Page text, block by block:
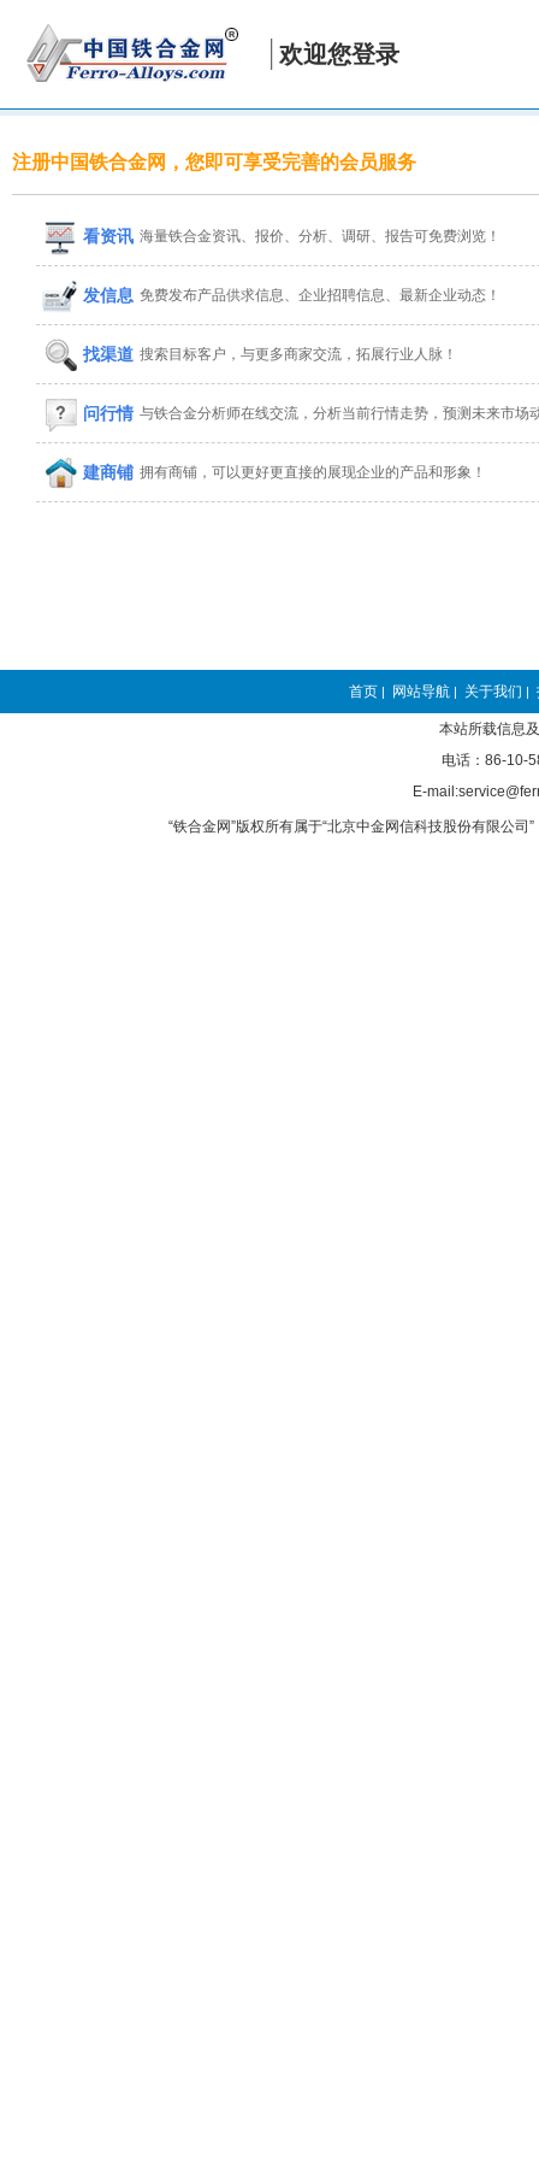
欢迎您登录
注册中国铁合金网，您即可享受完善的会员服务
看资讯 海量铁合金资讯、报价、分析、调研、报告可免费浏览！
发信息 免费发布产品供求信息、企业招聘信息、最新企业动态！
找渠道 搜索目标客户，与更多商家交流，拓展行业人脉！
问行情 与铁合金分析师在线交流，分析当前行情走势，预测未来市场
建商铺 拥有商铺，可以更好更直接的展现企业的产品和形象！
首页 | 网站导航 | 关于我们 |
本站所载信息
电话：86-10-
E-
“铁合金网”版权所有属于“北京中金网信科技股份有限公司